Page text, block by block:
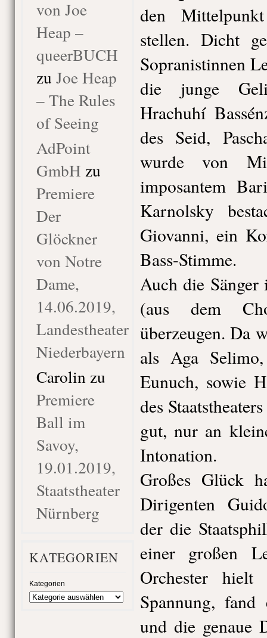
von Joe
Heap –
queerBUCH
zu Joe Heap
– The Rules
of Seeing
AdPoint
GmbH zu
Premiere
Der
Glöckner
von Notre
Dame,
14.06.2019,
Landestheater
Niederbayern
Carolin zu
Premiere
Ball im
Savoy,
19.01.2019,
Staatstheater
Nürnberg
KATEGORIEN
Kategorien
den
stellen. Dicht
Sopranistinnen
die junge
Hrachuhí
des Seid,
wurde von
imposantem
Karnolsky
Giovanni, ein
Bass-Stimme.
Auch die
(aus dem
überzeugen. Da
als Aga
Eunuch, sowie
des
gut, nur an
Intonation.
Großes Glück
Dirigenten
der die
einer großen
Orchester
Spannung,
und die genaue